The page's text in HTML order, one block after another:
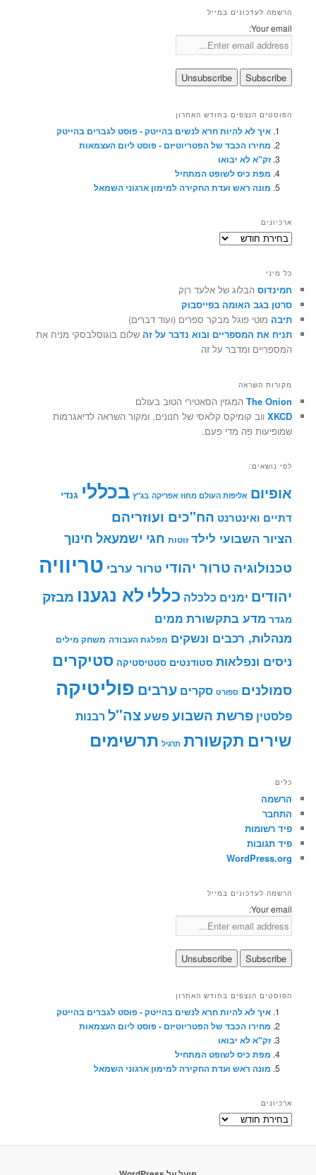
הרשמה לעדכונים במייל
Your email:
הפוסטים הנצפים בחודש האחרון
איך לא להיות חרא לנשים בהייטק - פוסט לגברים בהייטק
מחירו הכבד של הפטריוטיזם - פוסט ליום העצמאות
זק"א לא יבואו
מפת כיס לשופט המתחיל
מונה ראש ועדת החקירה למימון ארגוני השמאל
ארכיונים
ארכיונים
כל מיני
חמינדוס הבלוג של אלעד רוֶק
סרטן בגב האומה בפייסבוק
תיבה מוטי פוגל מבקר ספרים (ועוד דברים)
תניח את המספריים ובוא נדבר על זה שלום בוגוסלבסקי מניח את
המספריים ומדבר על זה
מקורות השראה
The Onion המגזין הסאטירי הטוב בעולם
XKCD ווב קומיקס קלאסי של חנונים, ומקור השראה לדיאגרמות
שמופיעות פה מדי פעם.
לפי נושאים:
אופיום אליפות העולם מחוז אפריקה בג"ץ בכללי גנדי
דתיים ואינטרנט הח"כים ועוזריהם
הציור השבועי לילד זוטות חגי ישמעאל חינוך
טכנולוגיה טרור יהודי טרור ערבי טריוויה
יהודים ימנים כלכלה כללי לא נגענו מבזק
מגדר מדע בתקשורת ממים
מנהלות, רכבים ונשקים מפלגת העבודה משחק מילים
ניסים ונפלאות סטודנטים סטטיסטיקה סטיקרים
סמולנים ספורט סקרים ערבים פוליטיקה
פלסטין פרשת השבועפשעצה"ל רבנות
שירים תקשורת תרגיל תרשימים
כלים
הרשמה
התחבר
פיד רשומות
פיד תגובות
WordPress.org
הרשמה לעדכונים במייל
Your email:
הפוסטים הנצפים בחודש האחרון
איך לא להיות חרא לנשים בהייטק - פוסט לגברים בהייטק
מחירו הכבד של הפטריוטיזם - פוסט ליום העצמאות
זק"א לא יבואו
מפת כיס לשופט המתחיל
מונה ראש ועדת החקירה למימון ארגוני השמאל
ארכיונים
ארכיונים